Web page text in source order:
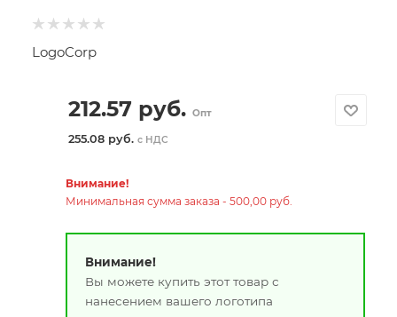
LogoCorp
212.57 руб. Опт
255.08 руб. с НДС
Внимание!
Минимальная сумма заказа - 500,00 руб.
Внимание!
Вы можете купить этот товар с
нанесением вашего логотипа